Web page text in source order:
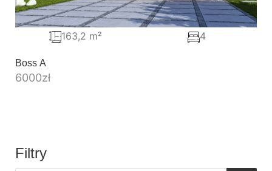
Filtry
Boss A
6000zł
163,2 m² 4